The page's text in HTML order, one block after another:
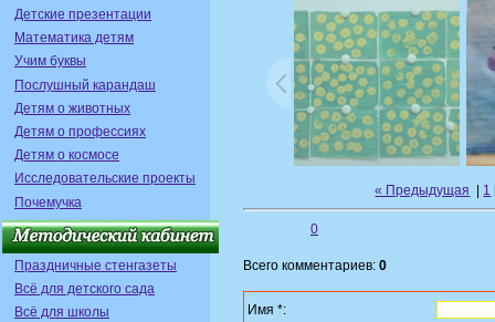
Детские презентации
Математика детям
Учим буквы
Послушный карандаш
Детям о животных
Детям о профессиях
Детям о космосе
Исследовательские проекты
Почемучка
Праздничные стенгазеты
Всё для детского сада
Всё для школы
« Предыдущая 1
0
Всего комментариев: 0
Имя *: